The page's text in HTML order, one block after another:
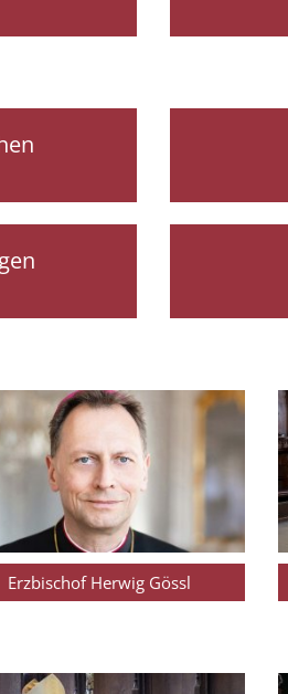
Erzbischof Herwig Gössl